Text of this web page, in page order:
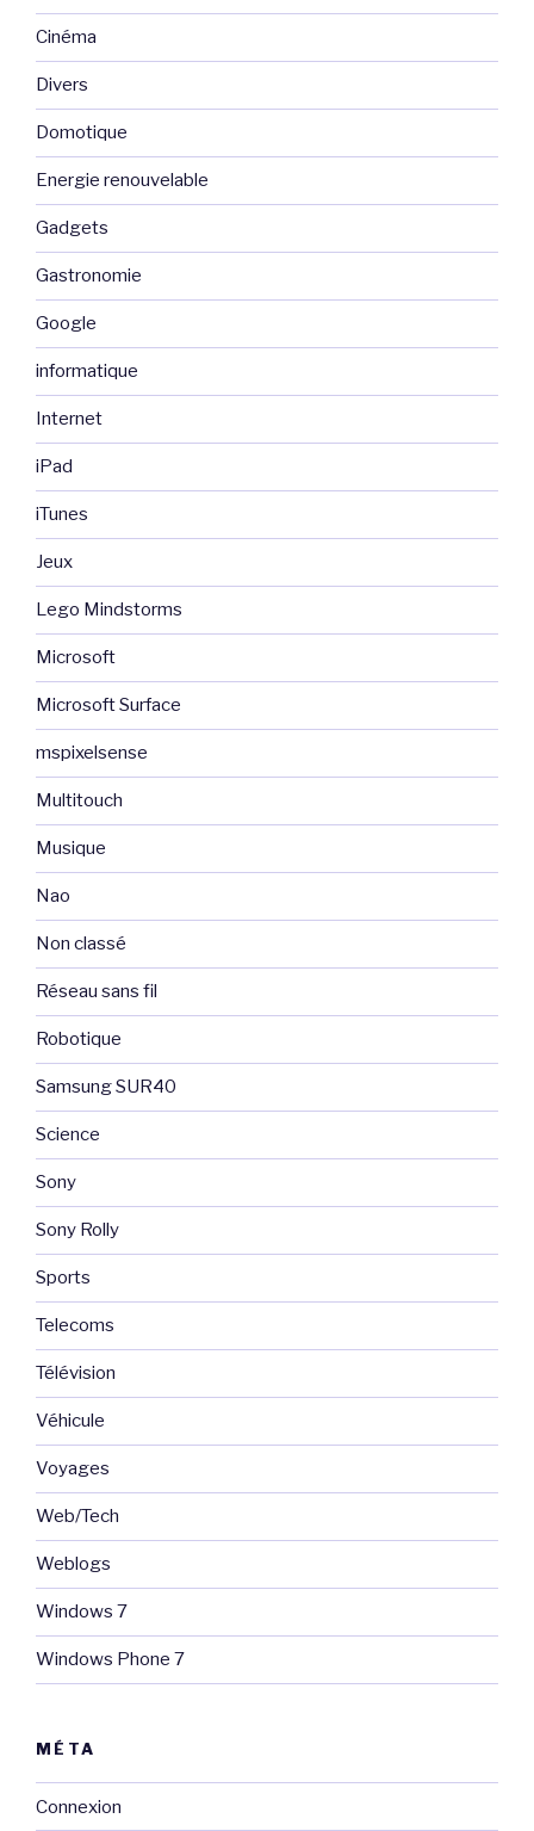
Cinéma
Divers
Domotique
Energie renouvelable
Gadgets
Gastronomie
Google
informatique
Internet
iPad
iTunes
Jeux
Lego Mindstorms
Microsoft
Microsoft Surface
mspixelsense
Multitouch
Musique
Nao
Non classé
Réseau sans fil
Robotique
Samsung SUR40
Science
Sony
Sony Rolly
Sports
Telecoms
Télévision
Véhicule
Voyages
Web/Tech
Weblogs
Windows 7
Windows Phone 7
MÉTA
Connexion